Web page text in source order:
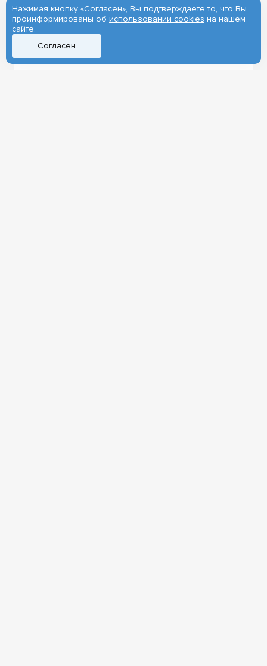
отправились в 3-ю городскую и
железнодорожную больницы.
#ВамЛюбимые
Нажимая кнопку «Согласен», Вы подтверждаете то, что Вы
проинформированы об использовании cookies на нашем
сайте.
Согласен